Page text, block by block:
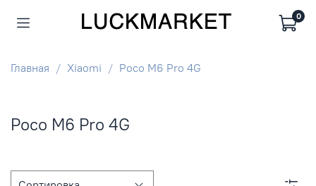
0
Главная Xiaomi Poco M6 Pro 4G
Poco M6 Pro 4G